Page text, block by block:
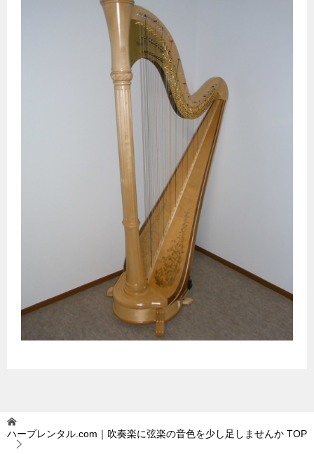
ハープレンタル.com｜吹奏楽に弦楽の音色を少し足しませんか TOP